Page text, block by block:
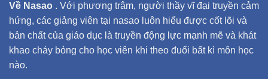
Về Nasao . Với phương trâm, người thầy vĩ đại truyền cảm
hứng, các giảng viên tại nasao luôn hiểu được cốt lõi và
bản chất của giáo dục là truyền động lực mạnh mẽ và khát
khao cháy bỏng cho học viên khi theo đuổi bất kì môn học
nào.